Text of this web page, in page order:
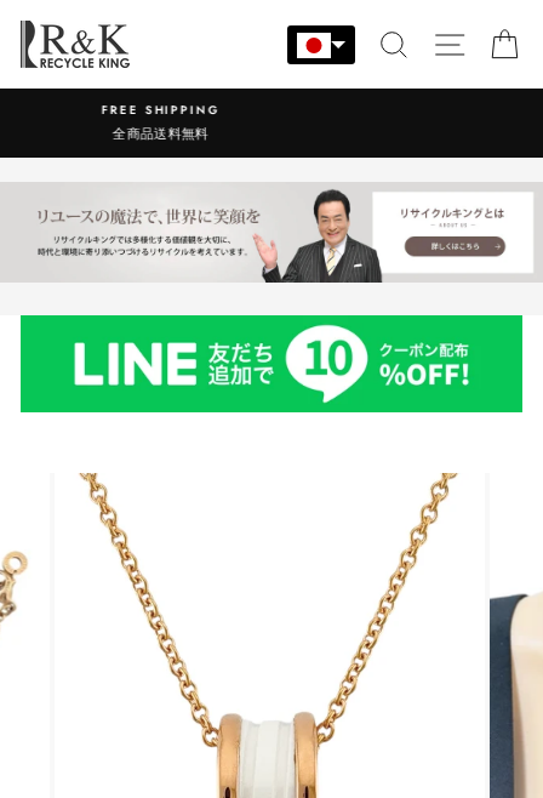
ン
す
検索 サイト
営業時間：9:00-17:30 年中無休